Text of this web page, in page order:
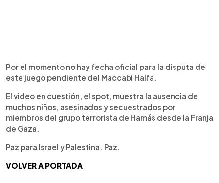
Por el momento no hay fecha oficial para la disputa de
este juego pendiente del Maccabi Haifa.
El video en cuestión, el spot, muestra la ausencia de
muchos niños, asesinados y secuestrados por
miembros del grupo terrorista de Hamás desde la Franja
de Gaza.
Paz para Israel y Palestina. Paz.
VOLVER A PORTADA